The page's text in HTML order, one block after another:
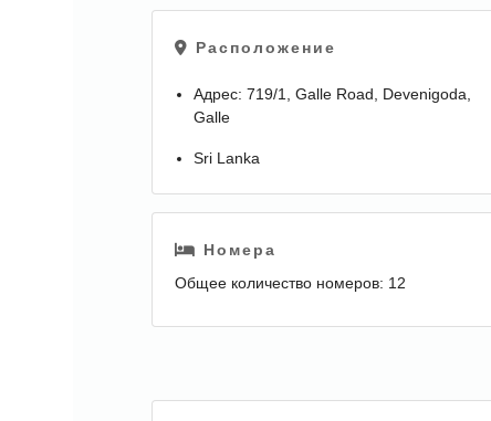
Расположение
Адрес: 719/1, Galle Road, Devenigoda,
Galle
Sri Lanka
Расстояние до туристического центраНа
историческом центре города, в 100 км от
Номера
Общее количество номеров: 12